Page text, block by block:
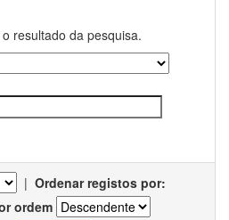
resultado da pesquisa.
| Ordenar registos por:
ordem